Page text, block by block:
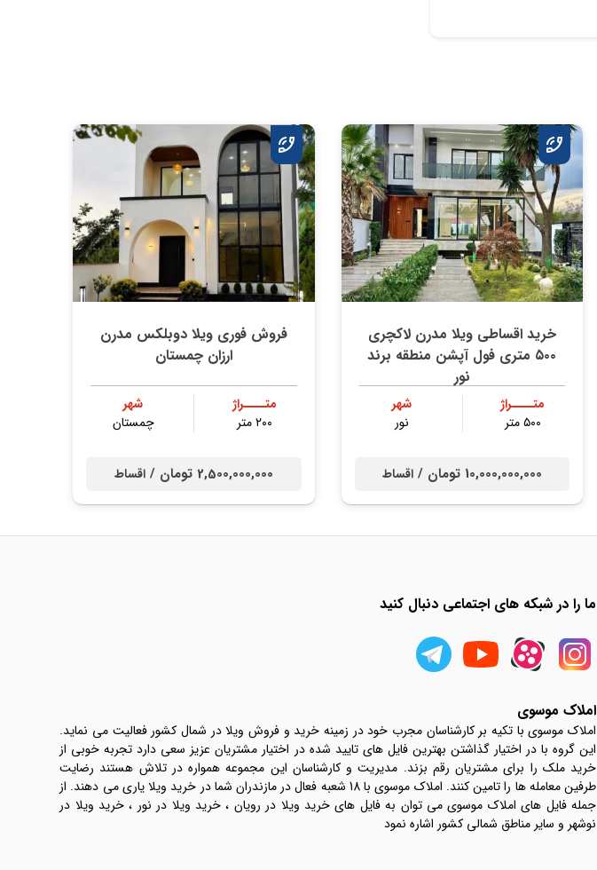
خرید اقساطی ویلا مدرن لاکچری
۵۰۰ متری فول آپشن منطقه برند
نور
متــــراژ
۵۰۰ متر
شهر
نور
10,000,000,000 تومان / اقساط
فروش فوری ویلا دوبلکس مدرن
ارزان چمستان
متــــراژ
۲۰۰ متر
شهر
چمستان
2,500,000,000 تومان / اقساط
ما را در شبکه های اجتماعی دنبال کنید
املاک موسوی
املاک موسوی با تکیه بر کارشناسان مجرب خود در زمینه خرید و فروش ویلا در شمال کشور فعالیت می نماید.
این گروه با در اختیار گذاشتن بهترین فایل های تایید شده در اختیار مشتریان عزیز سعی دارد تجربه خوبی از
خرید ملک را برای مشتریان رقم بزند. مدیریت و کارشناسان این مجموعه همواره در تلاش هستند رضایت
طرفین معامله ها را تامین کنند. املاک موسوی با 18 شعبه فعال در مازندران شما در خرید ویلا یاری می دهند. از
جمله فایل های املاک موسوی می توان به فایل های خرید ویلا در رویان ، خرید ویلا در نور ، خرید ویلا در
نوشهر و سایر مناطق شمالی کشور اشاره نمود